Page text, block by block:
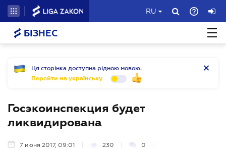
RU
БІЗНЕС
Ця сторінка доступна рідною мовою.
Перейти на українську
Госэкоинспекция будет
ликвидирована
7 июня 2017, 09:01 230 0